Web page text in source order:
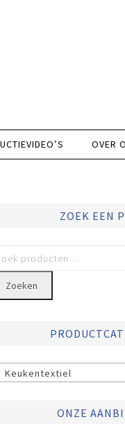
OVER
ZOEK EEN
Zoeken
Keukentextiel
ONZE